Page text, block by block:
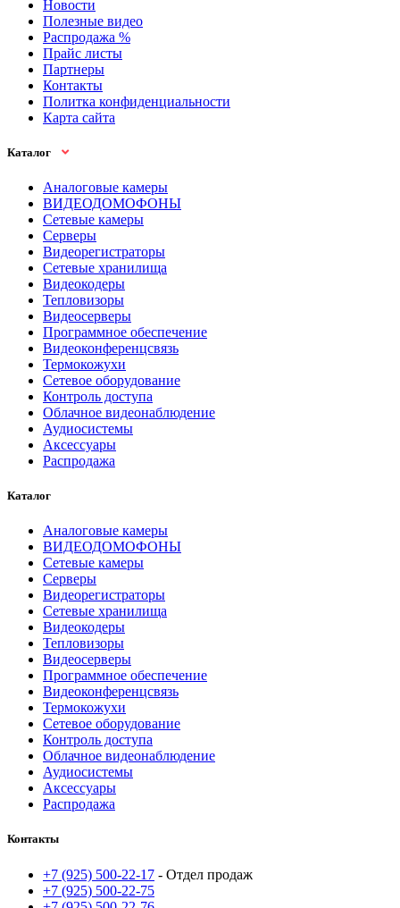
Новости
Полезные видео
Распродажа %
Прайс листы
Партнеры
Контакты
Политка конфиденциальности
Карта сайта
Каталог
Аналоговые камеры
ВИДЕОДОМОФОНЫ
Сетевые камеры
Серверы
Видеорегистраторы
Сетевые хранилища
Видеокодеры
Тепловизоры
Видеосерверы
Программное обеспечение
Видеоконференцсвязь
Термокожухи
Сетевое оборудование
Контроль доступа
Облачное видеонаблюдение
Аудиосистемы
Аксессуары
Распродажа
Каталог
Аналоговые камеры
ВИДЕОДОМОФОНЫ
Сетевые камеры
Серверы
Видеорегистраторы
Сетевые хранилища
Видеокодеры
Тепловизоры
Видеосерверы
Программное обеспечение
Видеоконференцсвязь
Термокожухи
Сетевое оборудование
Контроль доступа
Облачное видеонаблюдение
Аудиосистемы
Аксессуары
Распродажа
Контакты
+7 (925) 500-22-17 - Отдел продаж
+7 (925) 500-22-75